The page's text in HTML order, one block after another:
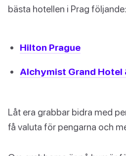
bästa hotellen i Prag följande:
Hilton Prague
Alchymist Grand Hotel
Låt era grabbar bidra med
få valuta för pengarna och